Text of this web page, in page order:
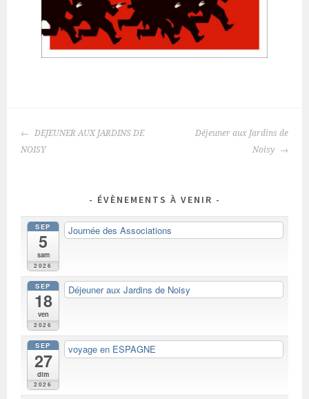
NAVIGATION
DES
DEJEUNER AUX JARDINS DE
NOISY
Déjeuner aux Jardins de
Noisy
ÉVÈNEMENTS À VENIR
SEP
5
sam
2026
Journée des Associations
SEP
18
ven
2026
Déjeuner aux Jardins de Noisy
SEP
27
dim
2026
voyage en ESPAGNE